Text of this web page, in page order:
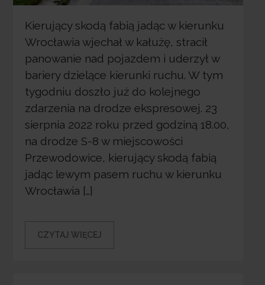
Kierujący skodą fabią jadąc w kierunku
Wrocławia wjechał w kałużę, stracił
panowanie nad pojazdem i uderzył w
bariery dzielące kierunki ruchu. W tym
tygodniu doszło już do kolejnego
zdarzenia na drodze ekspresowej. 23
sierpnia 2022 roku przed godziną 18.00,
na drodze S-8 w miejscowości
Przewodowice, kierujący skodą fabią
jadąc lewym pasem ruchu w kierunku
Wrocławia […]
CZYTAJ WIĘCEJ